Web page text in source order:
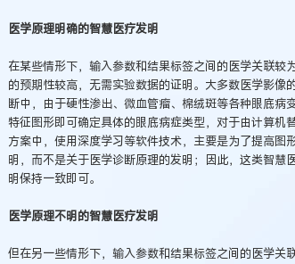
医学原理明确的智慧医疗发明
在某些情形下，输入参数和结果标签之间的医学关联
的预期性较高，无需实验数据的证明。大多数医学影
断中，由于硬性渗出、微血管瘤、棉绒斑等各种眼底
特征图形即可确定具体的眼底病症类型，对于由计算机
方案中，使用深度学习等软件技术，主要是为了提高
明，而不是关于医学诊断原理的发明；因此，这类智
明保持一致即可。
医学原理不明的智慧医疗发明
但在另一些情形下，输入参数和结果标签之间的医学